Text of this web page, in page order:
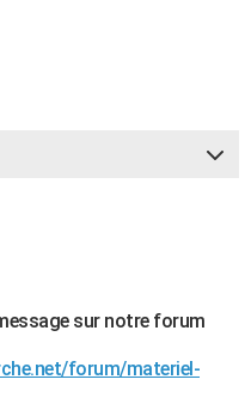
sur notre forum
forum/materiel-